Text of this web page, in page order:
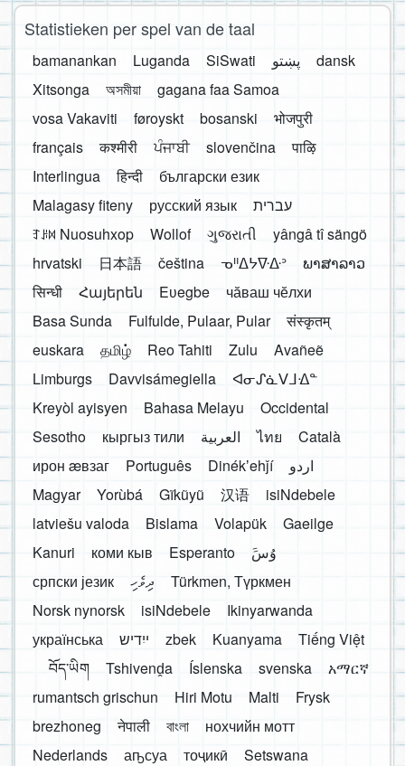
Statistieken per spel van de taal
bamanankan Luganda SiSwati پښتو
dansk
Xitsonga
অসমীয়া
gagana faa Samoa
vosa Vakaviti
føroyskt bosanski
भोजपुरी
français
कश्मीरी ਪੰਜਾਬੀ slovenčina
पाऴि
Interlingua
हिन्दी
български език
Malagasy fiteny
русский язык
עברית
ꆈꌠ꒿ Nuosuhxop
Wollof ગુજરાતી
yângâ tî sängö
hrvatski
日本語 čeština ᓀᐦᐃᔭᐍᐏᐣ
ພາສາລາວ
सिन्धी
Հայերեն Eʋegbe
чӑваш чӗлхи
Basa Sunda
Fulfulde, Pulaar, Pular
संस्कृतम्
euskara
தமிழ் Reo Tahiti Zulu
Avañeẽ
Limburgs
Davvisámegiella
ᐊᓂᔑᓈᐯᒧᐎᓐ
Kreyòl ayisyen
Bahasa Melayu
Occidental
Sesotho
кыргыз тили العربية ไทย
Català
ирон æвзаг
Português Dinékʼehǰí
اردو
Magyar
Yorùbá Gĩkũyũ 汉语
isiNdebele
latviešu valoda
Bislama Volapük
Gaeilge
Kanuri
коми кыв Esperanto
َوُسَ
српски језик
ދިވެހި
Türkmen, Түркмен
Norsk nynorsk
isiNdebele
Ikinyarwanda
українська
ייִדיש zbek Kuanyama
Tiếng Việt
བོད་ཡིག
Tshivenḓa Íslenska svenska
አማርኛ
rumantsch grischun
Hiri Motu Malti
Frysk
brezhoneg
नेपाली বাংলা
нохчийн мотт
Nederlands
аҧсуа тоҷикӣ
Setswana